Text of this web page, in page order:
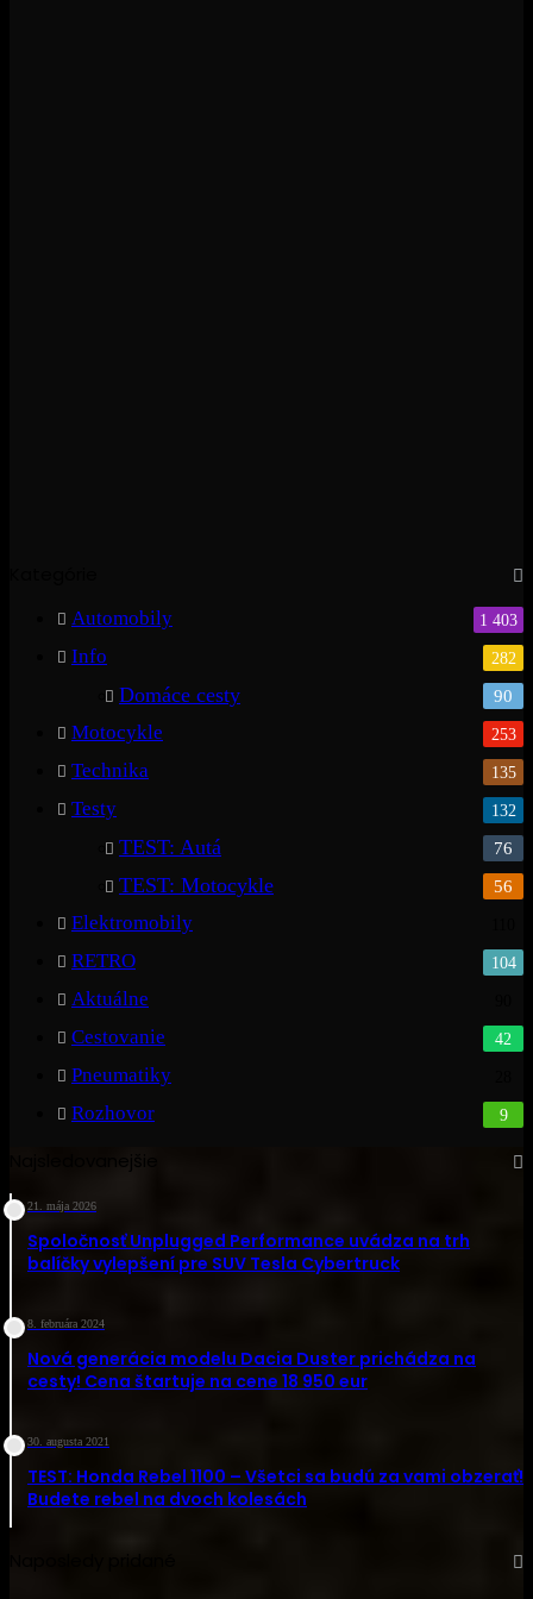
Automobily 1 403
Info 282
Domáce cesty 90
Motocykle 253
Technika 135
Testy 132
TEST: Autá 76
TEST: Motocykle 56
Elektromobily
RETRO 104
Aktuálne
Cestovanie 42
Pneumatiky
Rozhovor 9
21. mája 2026
Spoločnosť Unplugged Performance uvádza na trh
balíčky vylepšení pre SUV Tesla Cybertruck
8. februára 2024
Nová generácia modelu Dacia Duster prichádza na
cesty! Cena štartuje na cene 18 950 eur
30. augusta 2021
TEST: Honda Rebel 1100 – Všetci sa budú za vami obzerať!
Budete rebel na dvoch kolesách